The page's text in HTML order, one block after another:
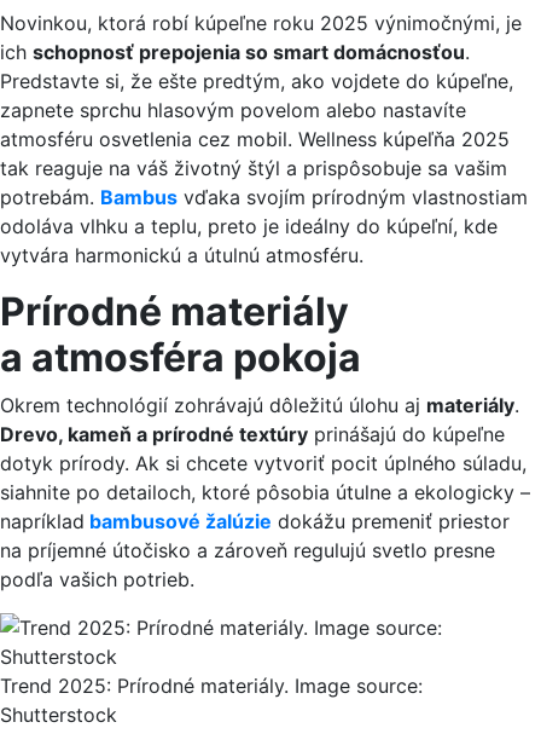
Novinkou, ktorá robí kúpeľne roku 2025 výnimočnými, je
ich schopnosť prepojenia so smart domácnosťou.
Predstavte si, že ešte predtým, ako vojdete do kúpeľne,
zapnete sprchu hlasovým povelom alebo nastavíte
atmosféru osvetlenia cez mobil. Wellness kúpeľňa 2025
tak reaguje na váš životný štýl a prispôsobuje sa vašim
potrebám. Bambus vďaka svojím prírodným vlastnostiam
odoláva vlhku a teplu, preto je ideálny do kúpeľní, kde
vytvára harmonickú a útulnú atmosféru.
Prírodné materiály
a atmosféra pokoja
Okrem technológií zohrávajú dôležitú úlohu aj materiály.
Drevo, kameň a prírodné textúry prinášajú do kúpeľne
dotyk prírody. Ak si chcete vytvoriť pocit úplného súladu,
siahnite po detailoch, ktoré pôsobia útulne a ekologicky –
napríklad bambusové žalúzie dokážu premeniť priestor
na príjemné útočisko a zároveň regulujú svetlo presne
podľa vašich potrieb.
Trend 2025: Prírodné materiály. Image source:
Shutterstock